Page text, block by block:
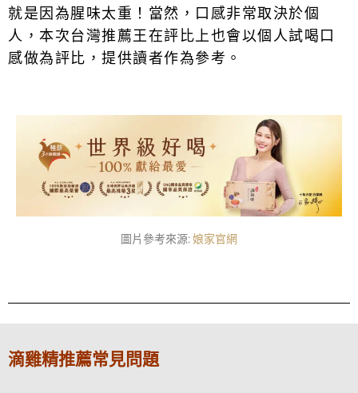
就是因為腥味太重！當然，口感非常取決於個
人，本次台灣推薦王在評比上也會以個人試喝口
感做為評比，提供讀者作為參考。
圖片參考來源:娘家官網
滴雞精推薦常見問題